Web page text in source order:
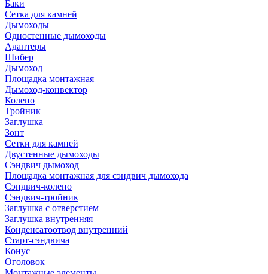
Баки
Сетка для камней
Дымоходы
Одностенные дымоходы
Адаптеры
Шибер
Дымоход
Площадка монтажная
Дымоход-конвектор
Колено
Тройник
Заглушка
Зонт
Сетки для камней
Двустенные дымоходы
Сэндвич дымоход
Площадка монтажная для сэндвич дымохода
Сэндвич-колено
Сэндвич-тройник
Заглушка с отверстием
Заглушка внутренняя
Конденсатоотвод внутренний
Старт-сэндвича
Конус
Оголовок